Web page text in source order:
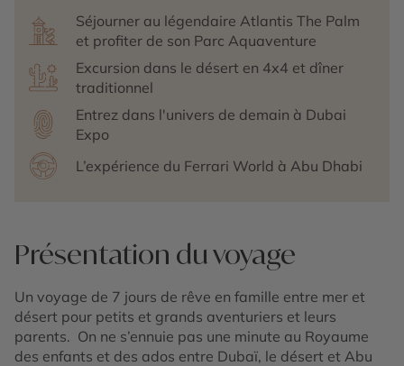
Séjourner au légendaire Atlantis The Palm
et profiter de son Parc Aquaventure
Excursion dans le désert en 4x4 et dîner
traditionnel
Entrez dans l'univers de demain à Dubai
Expo
L’expérience du Ferrari World à Abu Dhabi
Présentation du voyage
Un voyage de 7 jours de rêve en famille entre mer et
désert pour petits et grands aventuriers et leurs
parents. On ne s’ennuie pas une minute au Royaume
des enfants et des ados entre Dubaï, le désert et Abu